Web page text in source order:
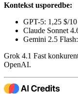
Kontekst usporedbe:
GPT-5: 1,25 $/
Claude Sonnet
Gemini 2.5
Grok 4.1 Fast
OpenAI.